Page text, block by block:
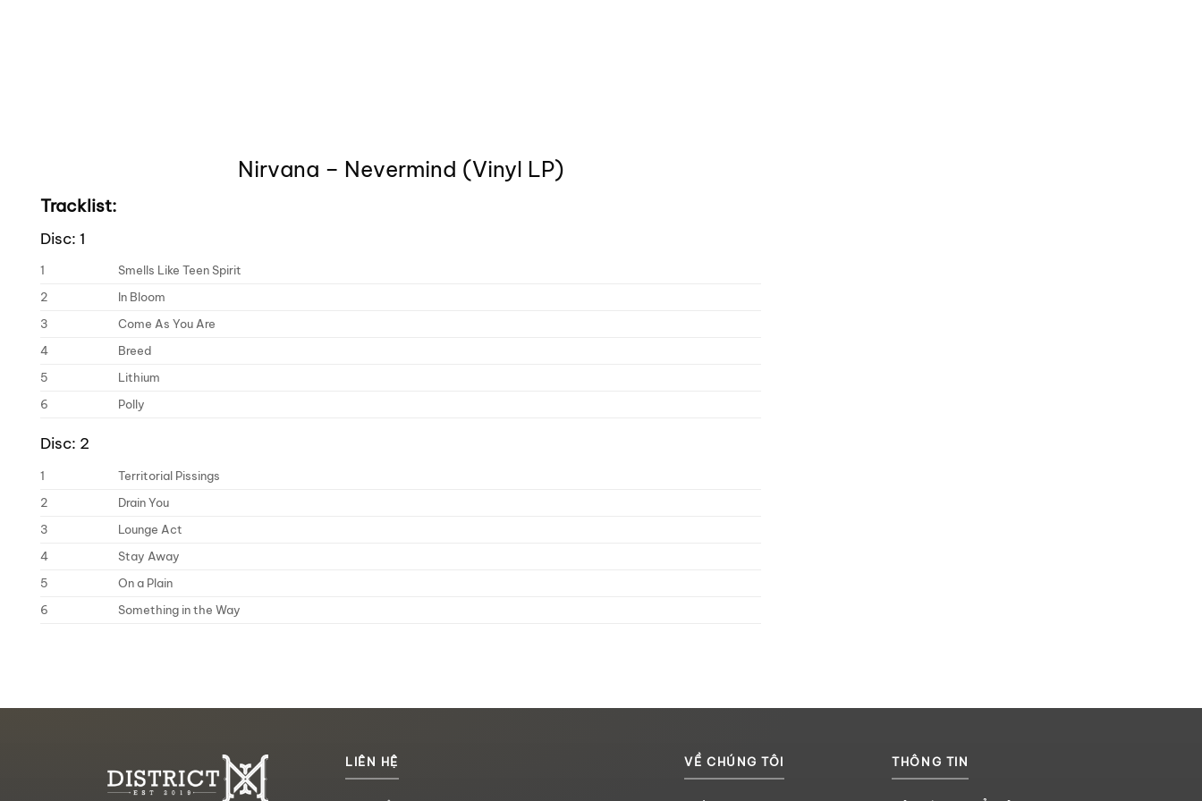
Nirvana – Nevermind (Vinyl LP)
Tracklist:
Disc: 1
1
Smells Like Teen Spirit
2
In Bloom
3
Come As You Are
4
Breed
5
Lithium
6
Polly
Disc: 2
1
Territorial Pissings
2
Drain You
3
Lounge Act
4
Stay Away
5
On a Plain
6
Something in the Way
LIÊN HỆ VỀ CHÚNG TÔI THÔNG TIN